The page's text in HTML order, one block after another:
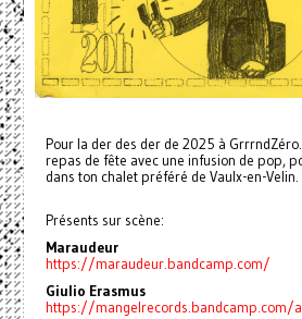
Pour la der des der de 2025 à
repas de fête avec une infusion de pop,
dans ton chalet préféré de Vaulx-en-Velin.
Présents sur scène:
Maraudeur
https://maraudeur.bandcamp.com/
Giulio Erasmus
https://mangelrecords.bandcamp.com/